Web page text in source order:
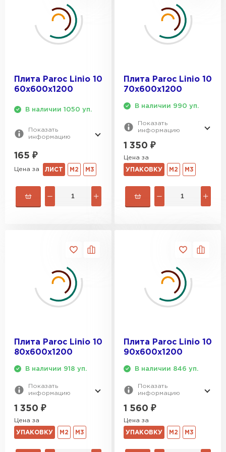
Плита Paroc Linio 10
60х600х1200
В наличии 1050 уп.
Показать
информацию
165 ₽
Цена за ЛИСТ М2 М3
Плита Paroc Linio 10
70х600х1200
В наличии 990 уп.
Показать
информацию
1 350 ₽
Цена за
УПАКОВКУ М2 М3
Плита Paroc Linio 10
80х600х1200
В наличии 918 уп.
Показать
информацию
1 350 ₽
Цена за
УПАКОВКУ М2 М3
Плита Paroc Linio 10
90х600х1200
В наличии 846 уп.
Показать
информацию
1 560 ₽
Цена за
УПАКОВКУ М2 М3
Утеплитель Теплекс
ПЕРЕЙТИ
Утеплитель Isoroc
Утеплитель Paroc
Утеплитель Penoplex
Утеплитель Тимплэкс